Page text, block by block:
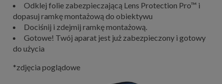
Odklej folie zabezpieczającą Lens Protection Pro™ i
dopasuj ramkę montażową do obiektywu
Dociśnij i zdejmij ramkę montażową.
Gotowe! Twój aparat jest już zabezpieczony i gotowy
do użycia
*zdjęcia poglądowe